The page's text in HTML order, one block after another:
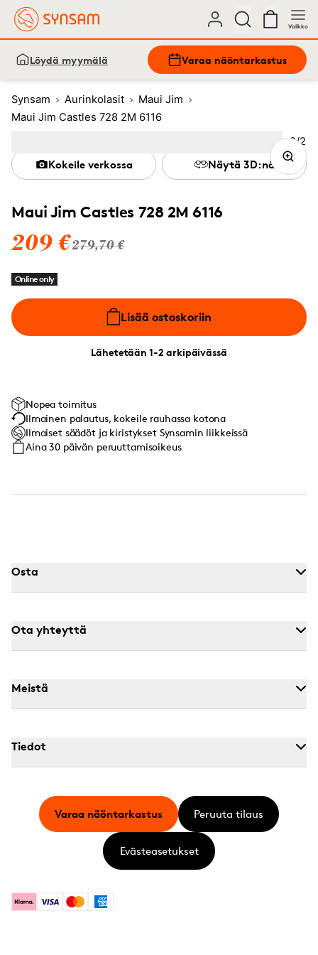
Valikko
Löydä myymälä Varaa näöntarkastus
Synsam Aurinkolasit
Maui Jim
Maui Jim Castles 728 2M 6116
Maui Jim Castles 728 2M 6116
209 €279,70 €
Online only
Lisää ostoskoriin
Lähetetään 1-2 arkipäivässä
Kokeile verkossa Näytä 3D:nä
Nopea toimitus
Ilmainen palautus, kokeile rauhassa kotona
Ilmaiset säädöt ja kiristykset Synsamin liikkeissä
Aina 30 päivän peruuttamisoikeus
Kuva
2/2
(Current image)
Osta
Ota yhteyttä
Meistä
Tiedot
KlarnaVisa MastercardAmerican Express
Varaa näöntarkastus Peruuta tilaus
Evästeasetukset